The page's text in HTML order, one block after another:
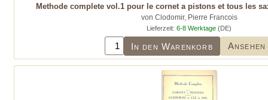
Methode complete vol.1 pour le cornet a pistons et tous les
von Clodomir, Pierre Francois
Lieferzeit: 6-8 Werktage (DE)
In den Warenkorb Ansehen